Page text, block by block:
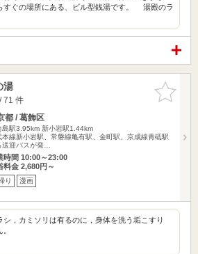
すぐの場所にある、ビル型銭湯です。 湯殿のラ
お気に入
りに追加
湯
71 件
都 / 葛飾区
島駅3.95km 新小岩駅1.44km
本線新小岩駅、常磐線亀有駅、金町駅、京成線青砥駅
送迎バスが発…
時間 10:00～23:00
料金 2,680円～
り 漫画
シ，カミソリは有るのに，身体を洗う垢こすり